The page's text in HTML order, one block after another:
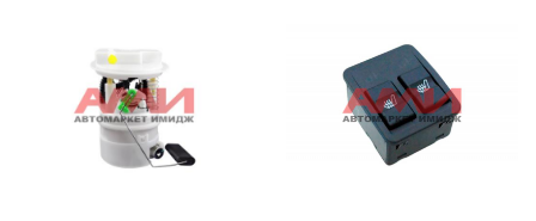
БЫСТРЫЙ ПРОСМОТР БЫСТРЫЙ ПРОСМОТР